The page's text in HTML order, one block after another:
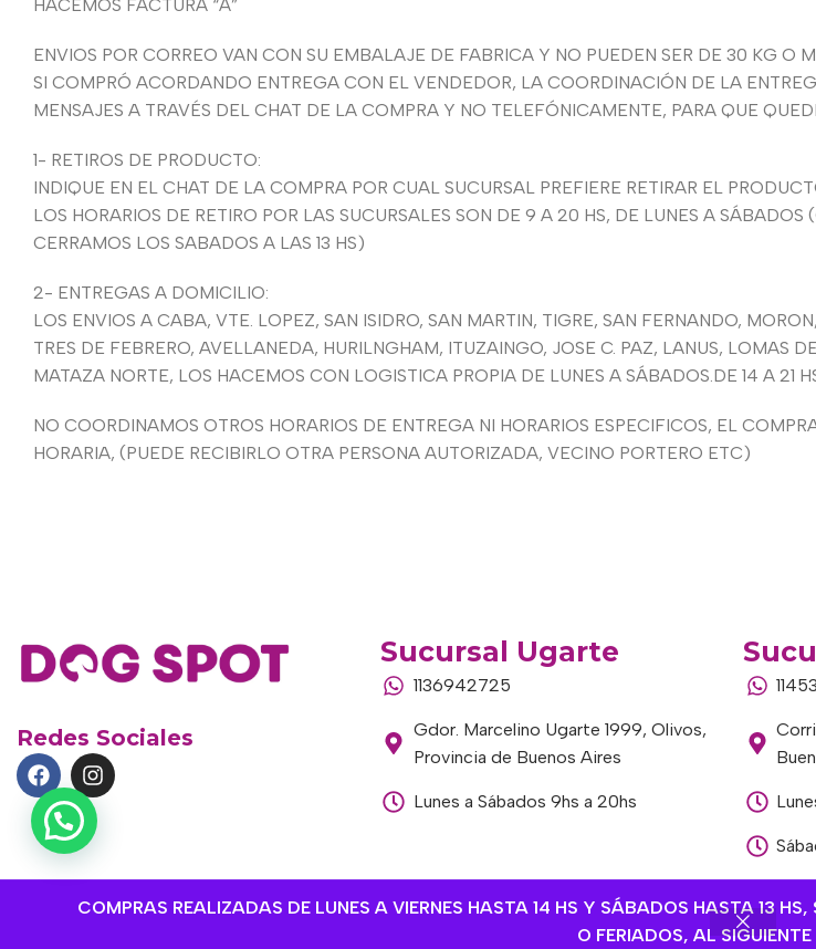
COMPRAS REALIZADAS DE LUNES A VIERNES HASTA 14 HS Y SÁBADOS HASTA 13
O FERIADOS, AL
HACEMOS FACTURA “A”
ENVIOS POR CORREO VAN CON SU EMBALAJE DE FABRICA Y NO PUEDEN SER DE 30 KG O
SI COMPRÓ ACORDANDO ENTREGA CON EL VENDEDOR, LA COORDINACIÓN DE LA
MENSAJES A TRAVÉS DEL CHAT DE LA COMPRA Y NO TELEFÓNICAMENTE, PARA QUE
1- RETIROS DE PRODUCTO:
INDIQUE EN EL CHAT DE LA COMPRA POR CUAL SUCURSAL PREFIERE RETIRAR EL
LOS HORARIOS DE RETIRO POR LAS SUCURSALES SON DE 9 A 20 HS, DE LUNES A
CERRAMOS LOS SABADOS A LAS 13 HS)
2- ENTREGAS A DOMICILIO:
LOS ENVIOS A CABA, VTE. LOPEZ, SAN ISIDRO, SAN MARTIN, TIGRE, SAN FERNANDO,
TRES DE FEBRERO, AVELLANEDA, HURILNGHAM, ITUZAINGO, JOSE C. PAZ, LANUS, LOMAS
MATAZA NORTE, LOS HACEMOS CON LOGISTICA PROPIA DE LUNES A SÁBADOS.DE 14 A 21
NO COORDINAMOS OTROS HORARIOS DE ENTREGA NI HORARIOS ESPECIFICOS, EL
HORARIA, (PUEDE RECIBIRLO OTRA PERSONA AUTORIZADA, VECINO PORTERO ETC)
Redes Sociales
Sucursal Ugarte
1136942725
Gdor. Marcelino Ugarte 1999, Olivos,
Provincia de Buenos Aires
Lunes a Sábados 9hs a 20hs